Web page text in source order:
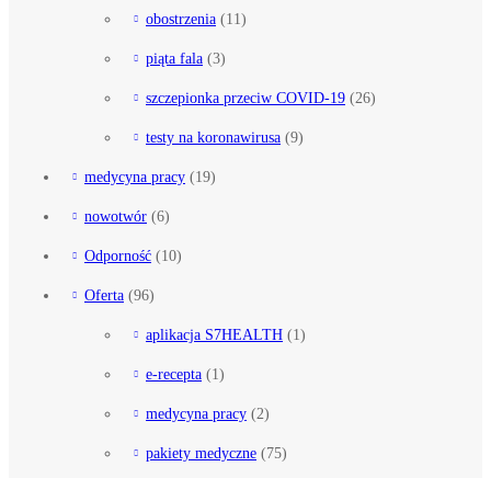
obostrzenia (11)
piąta fala (3)
szczepionka przeciw COVID-19 (26)
testy na koronawirusa (9)
medycyna pracy (19)
nowotwór (6)
Odporność (10)
Oferta (96)
aplikacja S7HEALTH (1)
e-recepta (1)
medycyna pracy (2)
pakiety medyczne (75)